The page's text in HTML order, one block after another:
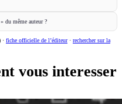
du même auteur ?
· fiche officielle de l’éditeur· rechercher sur la
vous interesser